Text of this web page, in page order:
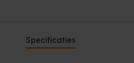
Specificaties